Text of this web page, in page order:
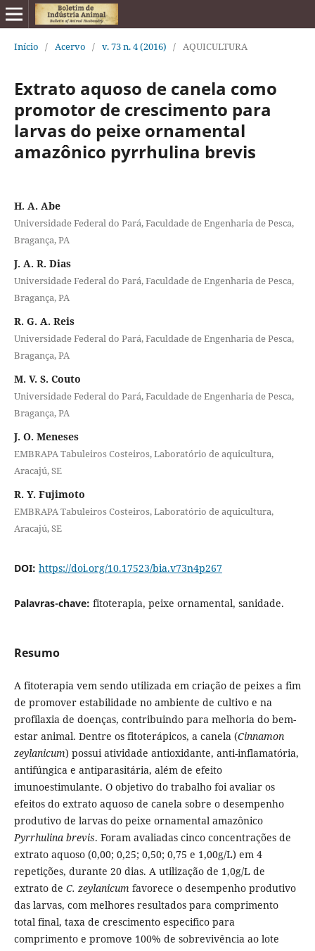
Início / Acervo / v. 73 n. 4 (2016) / AQUICULTURA
Extrato aquoso de canela como
promotor de crescimento para
larvas do peixe ornamental
amazônico pyrrhulina brevis
H. A. Abe
Universidade Federal do Pará, Faculdade de Engenharia de Pesca,
Bragança, PA
J. A. R. Dias
Universidade Federal do Pará, Faculdade de Engenharia de Pesca,
Bragança, PA
R. G. A. Reis
Universidade Federal do Pará, Faculdade de Engenharia de Pesca,
Bragança, PA
M. V. S. Couto
Universidade Federal do Pará, Faculdade de Engenharia de Pesca,
Bragança, PA
J. O. Meneses
EMBRAPA Tabuleiros Costeiros, Laboratório de aquicultura,
Aracajú, SE
R. Y. Fujimoto
EMBRAPA Tabuleiros Costeiros, Laboratório de aquicultura,
Aracajú, SE
DOI: https://doi.org/10.17523/bia.v73n4p267
Palavras-chave: fitoterapia, peixe ornamental, sanidade.
Resumo
A fitoterapia vem sendo utilizada em criação de peixes a fim
de promover estabilidade no ambiente de cultivo e na
profilaxia de doenças, contribuindo para melhoria do bem-
estar animal. Dentre os fitoterápicos, a canela (Cinnamon
zeylanicum) possui atividade antioxidante, anti-inflamatória,
antifúngica e antiparasitária, além de efeito
imunoestimulante. O objetivo do trabalho foi avaliar os
efeitos do extrato aquoso de canela sobre o desempenho
produtivo de larvas do peixe ornamental amazônico
Pyrrhulina brevis. Foram avaliadas cinco concentrações de
extrato aquoso (0,00; 0,25; 0,50; 0,75 e 1,00g/L) em 4
repetições, durante 20 dias. A utilização de 1,0g/L de
extrato de C. zeylanicum favorece o desempenho produtivo
das larvas, com melhores resultados para comprimento
total final, taxa de crescimento especifico para
comprimento e promove 100% de sobrevivência ao lote